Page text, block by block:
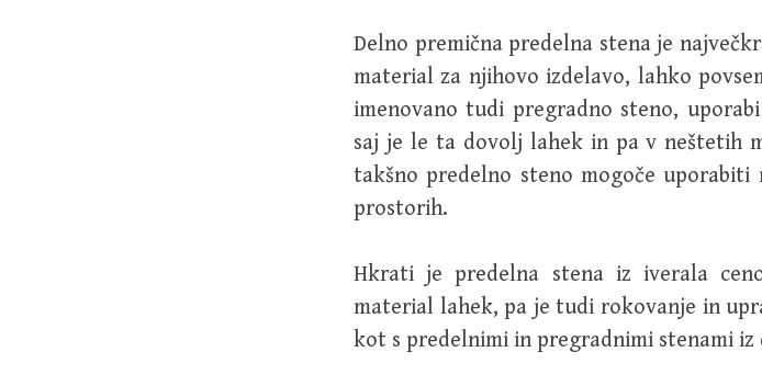
Delno premična predelna stena je
material za njihovo izdelavo, lahko
imenovano tudi pregradno steno,
saj je le ta dovolj lahek in pa v neštetih
takšno predelno steno mogoče
prostorih.
Hkrati je predelna stena iz iverala
material lahek, pa je tudi rokovanje in
kot s predelnimi in pregradnimi stenami